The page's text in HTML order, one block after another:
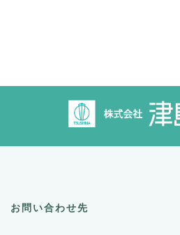
お問い合わせ先